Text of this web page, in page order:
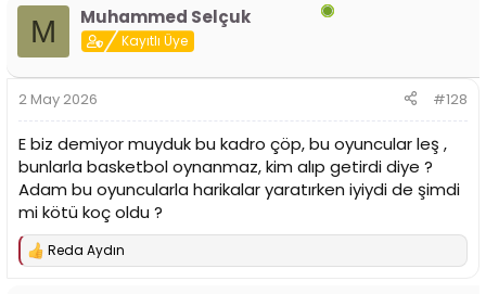
M Muhammed Selçuk
Kayıtlı Üye
2 May 2026 #128
E biz demiyor muyduk bu kadro çöp, bu oyuncular leş ,
bunlarla basketbol oynanmaz, kim alıp getirdi diye ?
Adam bu oyuncularla harikalar yaratırken iyiydi de şimdi
mi kötü koç oldu ?
T
Reda Aydın